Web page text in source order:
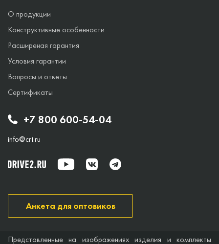
+7 800 600-54-04
info@crt.ru
О продукции
Конструктивные особенности
Расширеная гарантия
Условия гарантии
Вопросы и ответы
Сертификаты
Анкета для оптовиков
Представленные на изображениях изделия и комплекты